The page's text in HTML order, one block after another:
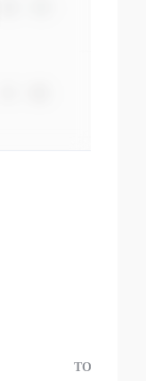
TOP3交易国